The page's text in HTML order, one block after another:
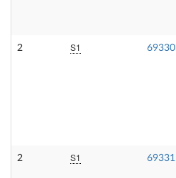
2 S1 69330
2 S1 69331